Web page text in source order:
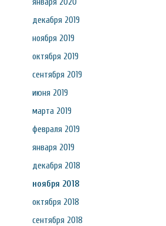
декабря 2019
ноября 2019
октября 2019
сентября 2019
июня 2019
марта 2019
февраля 2019
января 2019
декабря 2018
ноября 2018
октября 2018
сентября 2018